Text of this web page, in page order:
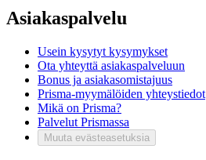
Asiakaspalvelu
Usein kysytyt kysymykset
Ota yhteyttä asiakaspalveluun
Bonus ja asiakasomistajuus
Prisma-myymälöiden yhteystiedot
Mikä on Prisma?
Palvelut Prismassa
Muuta evästeasetuksia